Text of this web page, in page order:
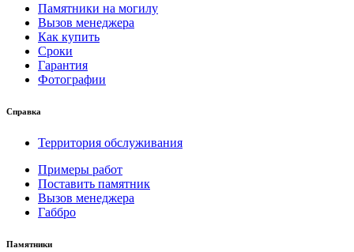
Памятники на могилу
Вызов менеджера
Как купить
Сроки
Гарантия
Фотографии
Справка
Территория обслуживания
Примеры работ
Поставить памятник
Вызов менеджера
Габбро
Памятники